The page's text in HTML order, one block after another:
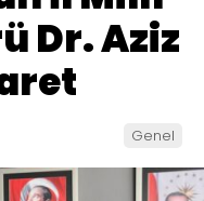
Dr. Aziz
Genel